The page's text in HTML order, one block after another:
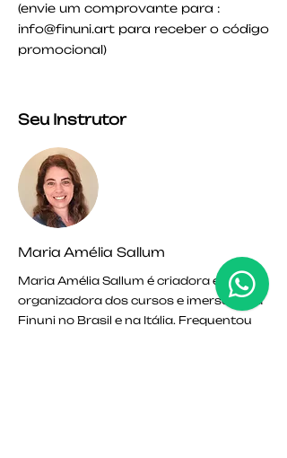
(envie um comprovante para :
info@finuni.art para receber o código
promocional)
Seu Instrutor
Maria Amélia Sallum
Maria Amélia Sallum é criadora e
organizadora dos cursos e imersões da
Finuni no Brasil e na Itália. Frequentou